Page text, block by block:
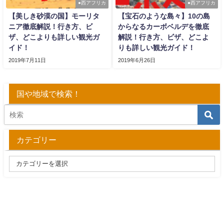
●西アフリカ
【美しき砂漠の国】モーリタ
ニア徹底解説！行き方、ビ
ザ、どこよりも詳しい観光ガ
イド！
2019年7月11日
●西アフリカ
【宝石のような島々】10の島
からなるカーボベルデを徹底
解説！行き方、ビザ、どこよ
りも詳しい観光ガイド！
2019年6月26日
国や地域で検索！
カテゴリー